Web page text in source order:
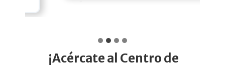
¡Acércate al Centro de